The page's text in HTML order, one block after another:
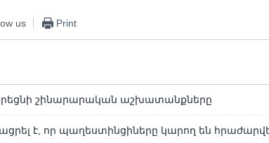
us Print
շինարարական աշխատանքները
է, որ պաղեստինցիները կարող են